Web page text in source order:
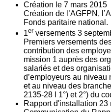
Création le 7 mars 2015
Création de l’AGFPN,
Fonds paritaire national.
1er versements 3
Premiers versements
contribution des
mission 1 auprès des
salariés et des
d’employeurs au niveau
et au niveau des
2135‐28 I 1°) et 2°) du
Rapport d'installation 23